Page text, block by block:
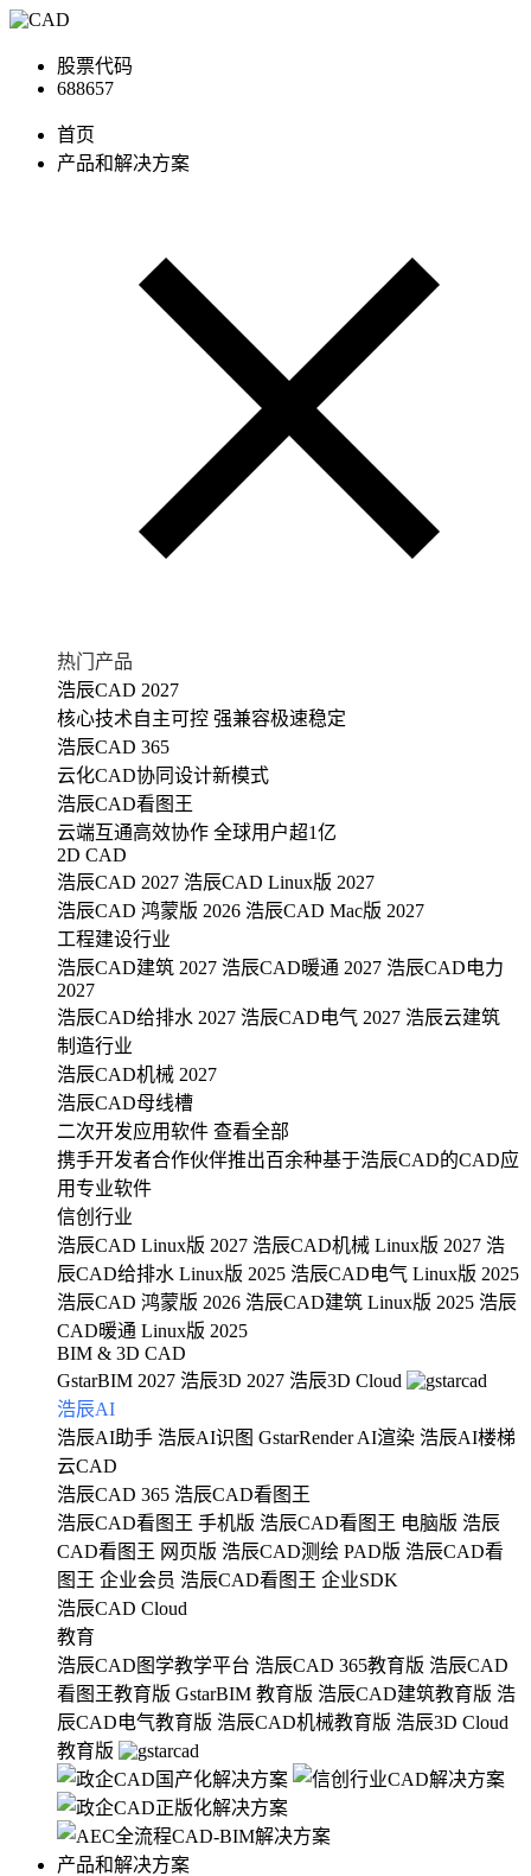
股票代码
688657
首页
产品和解决方案
热门产品
浩辰CAD 2027
核心技术自主可控 强兼容极速稳定
浩辰CAD 365
云化CAD协同设计新模式
浩辰CAD看图王
云端互通高效协作 全球用户超1亿
2D CAD
浩辰CAD 2027 浩辰CAD Linux版 2027
浩辰CAD 鸿蒙版 2026 浩辰CAD Mac版 2027
工程建设行业
浩辰CAD建筑 2027 浩辰CAD暖通 2027 浩辰CAD电力
2027
浩辰CAD给排水 2027 浩辰CAD电气 2027 浩辰云建筑
制造行业
浩辰CAD机械 2027
浩辰CAD母线槽
二次开发应用软件 查看全部
携手开发者合作伙伴推出百余种基于浩辰CAD的CAD应
用专业软件
信创行业
浩辰CAD Linux版 2027 浩辰CAD机械 Linux版 2027 浩
辰CAD给排水 Linux版 2025 浩辰CAD电气 Linux版 2025
浩辰CAD 鸿蒙版 2026 浩辰CAD建筑 Linux版 2025 浩辰
CAD暖通 Linux版 2025
BIM & 3D CAD
GstarBIM 2027 浩辰3D 2027 浩辰3D Cloud
浩辰AI
浩辰AI助手 浩辰AI识图 GstarRender AI渲染 浩辰AI楼梯
云CAD
浩辰CAD 365 浩辰CAD看图王
浩辰CAD看图王 手机版 浩辰CAD看图王 电脑版 浩辰
CAD看图王 网页版 浩辰CAD测绘 PAD版 浩辰CAD看
图王 企业会员 浩辰CAD看图王 企业SDK
浩辰CAD Cloud
教育
浩辰CAD图学教学平台 浩辰CAD 365教育版 浩辰CAD
看图王教育版 GstarBIM 教育版 浩辰CAD建筑教育版 浩
辰CAD电气教育版 浩辰CAD机械教育版 浩辰3D Cloud
教育版
产品和解决方案